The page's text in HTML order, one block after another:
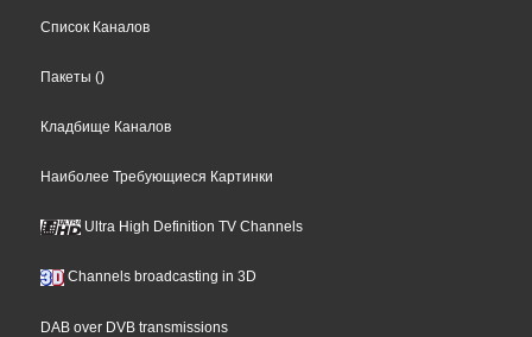
Список Каналов
Пакеты ()
Кладбище Каналов
Наиболее Требующиеся Картинки
Ultra High Definition TV Channels
Channels broadcasting in 3D
DAB over DVB transmissions